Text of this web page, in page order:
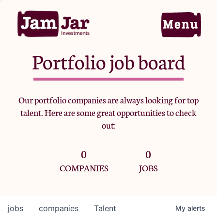
Home
Portfolio
Team
Criteria
Portfolio job board
Our portfolio companies are always looking for top
talent. Here are some great opportunities to check
out:
0
COMPANIES
0
JOBS
jobs companies Talent My alerts